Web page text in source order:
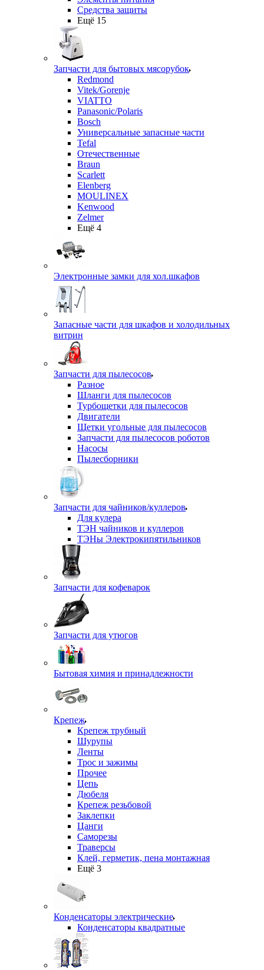
Средства защиты
Ещё 15
Запчасти для бытовых мясорубок
Redmond
Vitek/Gorenje
VIATTO
Panasonic/Polaris
Bosch
Универсальные запасные части
Tefal
Отечественные
Braun
Scarlett
Elenberg
MOULINEX
Kenwood
Zelmer
Ещё 4
Электронные замки для хол.шкафов
Запасные части для шкафов и холодильных
витрин
Запчасти для пылесосов
Разное
Шланги для пылесосов
Турбощетки для пылесосов
Двигатели
Щетки угольные для пылесосов
Запчасти для пылесосов роботов
Насосы
Пылесборники
Запчасти для чайников/куллеров
Для кулера
ТЭН чайников и куллеров
ТЭНы Электрокипятильников
Запчасти для кофеварок
Запчасти для утюгов
Бытовая химия и принадлежности
Крепеж
Крепеж трубный
Шурупы
Ленты
Трос и зажимы
Прочее
Цепь
Дюбеля
Крепеж резьбовой
Заклепки
Цанги
Саморезы
Траверсы
Клей, герметик, пена монтажная
Ещё 3
Конденсаторы электрические
Конденсаторы квадратные